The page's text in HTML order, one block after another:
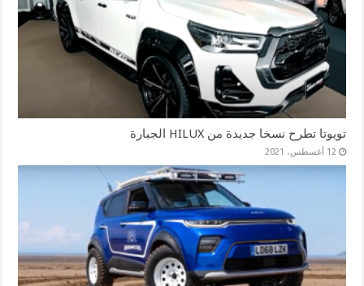
تويوتا تطرح نسخا جديدة من HILUX الجبارة
12 أغسطس، 2021